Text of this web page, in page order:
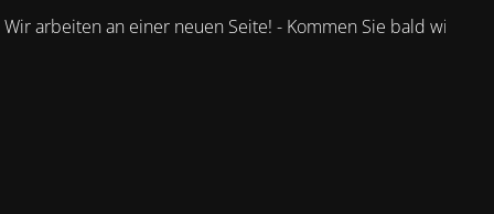
Wir arbeiten an einer neuen Seite! - Kommen Sie bald wieder.